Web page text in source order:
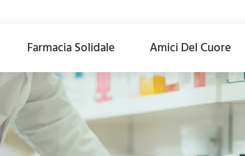
Farmacia Solidale Amici Del Cuore